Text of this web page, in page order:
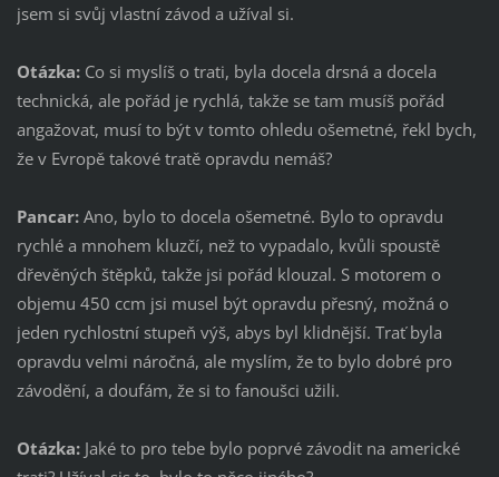
jsem si svůj vlastní závod a užíval si.
Otázka: Co si myslíš o trati, byla docela drsná a docela
technická, ale pořád je rychlá, takže se tam musíš pořád
angažovat, musí to být v tomto ohledu ošemetné, řekl bych,
že v Evropě takové tratě opravdu nemáš?
Pancar:Ano, bylo to docela ošemetné. Bylo to opravdu
rychlé a mnohem kluzčí, než to vypadalo, kvůli spoustě
dřevěných štěpků, takže jsi pořád klouzal. S motorem o
objemu 450 ccm jsi musel být opravdu přesný, možná o
jeden rychlostní stupeň výš, abys byl klidnější. Trať byla
opravdu velmi náročná, ale myslím, že to bylo dobré pro
závodění, a doufám, že si to fanoušci užili.
Otázka: Jaké to pro tebe bylo poprvé závodit na americké